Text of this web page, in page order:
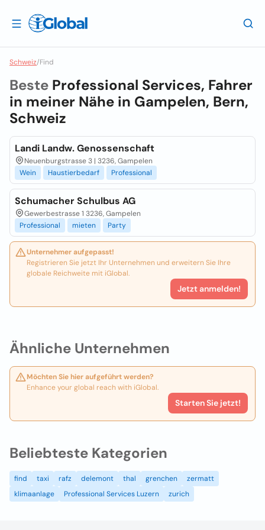
Schweiz/Find
Ähnliche Unternehmen
Möchten Sie hier aufgeführt werden?
Enhance your global reach with iGlobal.
Starten Sie jetzt!
Beste Professional Services, Fahrer
in meiner Nähe in Gampelen, Bern,
Schweiz
Landi Landw. Genossenschaft
Neuenburgstrasse 3 | 3236, Gampelen
Wein
Haustierbedarf Professional
Schumacher Schulbus AG
Gewerbestrasse 1 3236, Gampelen
Professional
mieten Party
Unternehmer aufgepasst!
Registrieren Sie jetzt Ihr Unternehmen und erweitern Sie Ihre
globale Reichweite mit iGlobal.
Jetzt anmelden!
Beliebteste Kategorien
find taxi rafz delemont thal grenchen
zermatt
klimaanlage
Professional Services Luzern zurich